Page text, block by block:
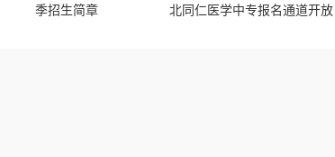
季招生简章
北同仁医学中专报名通道开放